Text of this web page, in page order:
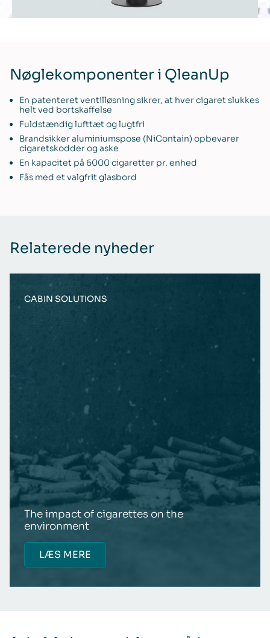
Nøglekomponenter i QleanUp
En patenteret ventilløsning sikrer, at hver cigaret slukkes
helt ved bortskaffelse
Fuldstændig lufttæt og lugtfri
Brandsikker aluminiumspose (NiContain) opbevarer
cigaretskodder og aske
En kapacitet på 6000 cigaretter pr. enhed
Fås med et valgfrit glasbord
Relaterede nyheder
CABIN SOLUTIONS
The impact of cigarettes on the
environment
LÆS MERE